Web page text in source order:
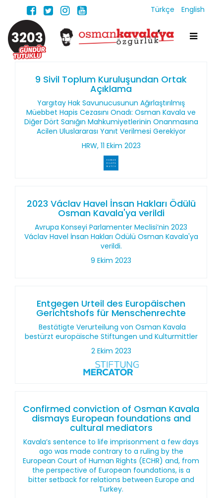
Türkçe English
3203
9 Sivil Toplum Kuruluşundan Ortak
Açıklama
Yargıtay Hak Savunucusunun Ağırlaştırılmış
Müebbet Hapis Cezasını Onadı: Osman Kavala ve
Diğer Dört Sanığın Mahkumiyetlerinin Onanmasına
Acilen Uluslararası Yanıt Verilmesi Gerekiyor
HRW, 11 Ekim 2023
2023 Václav Havel İnsan Hakları Ödülü
Osman Kavala'ya verildi
Avrupa Konseyi Parlamenter Meclisi’nin 2023
Václav Havel İnsan Hakları Ödülü Osman Kavala'ya
verildi.
9 Ekim 2023
Entgegen Urteil des Europäischen
Gerichtshofs für Menschenrechte
Bestätigte Verurteilung von Osman Kavala
bestürzt europäische Stiftungen und Kulturmittler
2 Ekim 2023
Confirmed conviction of Osman Kavala
dismays European foundations and
cultural mediators
Kavala’s sentence to life imprisonment a few days
ago was made contrary to a ruling by the
European Court of Human Rights (ECHR) and, from
the perspective of European foundations, is a
bitter setback for relations between Europe and
Turkey.